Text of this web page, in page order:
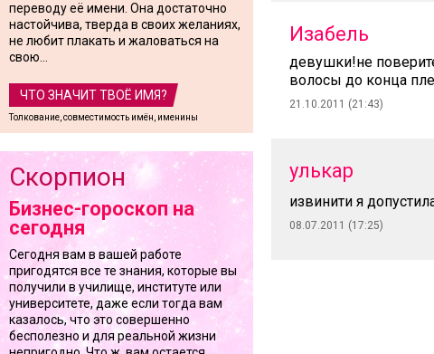
переводу её имени. Она достаточно
настойчива, тверда в своих желаниях,
не любит плакать и жаловаться на
свою...
ЧТО ЗНАЧИТ ТВОЁ ИМЯ?
Толкование, совместимость имён, именины
Скорпион
Бизнес-гороскоп на
сегодня
Сегодня вам в вашей работе
пригодятся все те знания, которые вы
получили в училище, институте или
университете, даже если тогда вам
казалось, что это совершенно
бесполезно и для реальной жизни
Изабель
девушки!не
волосы до конца
21.10.2011 (21:43)
улькар
извинити я
08.07.2011 (17:25)